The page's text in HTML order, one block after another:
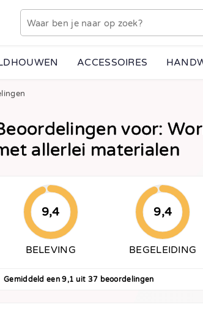
ACCESSOIRES
voor:
allerlei materialen
9,4
BELEVING
9,4
BEGELEIDING
Gemiddeld een 9,1 uit 37 beoordelingen